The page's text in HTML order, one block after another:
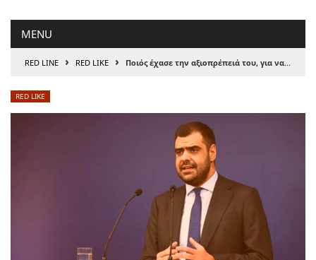
MENU
RED LINE › RED LIKE › Ποιός έχασε την αξιοπρέπειά του, για να τη βρει ο κυβερνητικός εκπρόσωπος;
RED LIKE